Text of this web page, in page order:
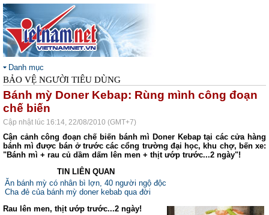
Danh mục
BẢO VỆ NGƯỜI TIÊU DÙNG
Bánh mỳ Doner Kebap: Rùng mình công đoạn
chế biến
Cập nhật lúc 16:14, 22/08/2010 (GMT+7)
Cận cảnh công đoạn chế biến bánh mì Doner Kebap tại các cửa hàng
bánh mì được bán ở trước các cổng trường đại học, khu chợ, bến xe:
"Bánh mì + rau củ dầm dấm lên men + thịt ướp trước...2 ngày"!
TIN LIÊN QUAN
Ăn bánh mỳ có nhân bì lợn, 40 người ngộ độc
Cha đẻ của bánh mỳ doner kebab qua đời
Rau lên men, thịt ướp trước...2 ngày!